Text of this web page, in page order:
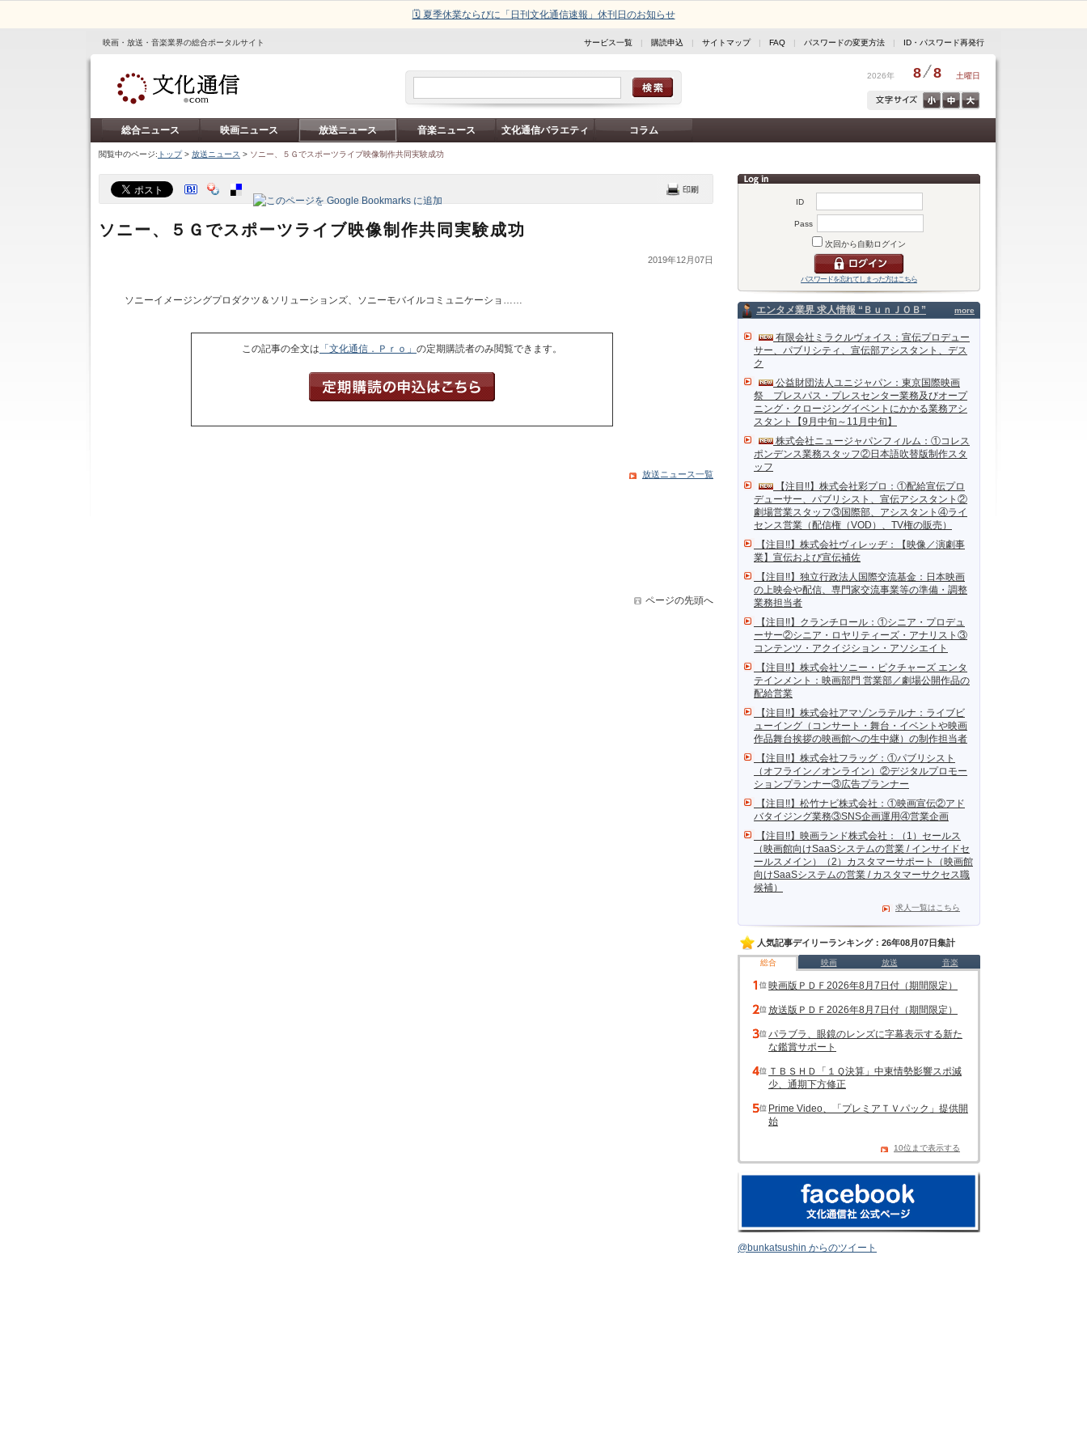
🗓️ 夏季休業ならびに「日刊文化通信速報」休刊日のお知らせ
映画・放送・音楽業界の総合ポータルサイト サービス一覧 | 購読申込 | サイトマップ| FAQ | パスワードの変更方法 | ID・パスワード再発行
2026年 8 8 土曜日
総合ニュース 映画ニュース 放送ニュース 音楽ニュース 文化通信バラエティ コラム
閲覧中のページ: トップ> 放送ニュース > ソニー、５Ｇでスポーツライブ映像制作共同実験成功
ID
Pass
次回から自動ログイン
パスワードを忘れてしまった方はこちら
more
エンタメ業界 求人情報 “ＢｕｎＪＯＢ”
有限会社ミラクルヴォイス：宣伝プロデュー
サー、パブリシティ、宣伝部アシスタント、デス
ク
公益財団法人ユニジャパン：東京国際映画
祭 プレスパス・プレスセンター業務及びオープ
ニング・クロージングイベントにかかる業務アシ
スタント【9月中旬～11月中旬】
株式会社ニュージャパンフィルム：①コレス
ポンデンス業務スタッフ②日本語吹替版制作スタ
ッフ
【注目!!】株式会社彩プロ：①配給宣伝プロ
デューサー、パブリシスト、宣伝アシスタント②
劇場営業スタッフ③国際部、アシスタント④ライ
センス営業（配信権（VOD）、TV権の販売）
【注目!!】株式会社ヴィレッヂ：【映像／演劇事
業】宣伝および宣伝補佐
【注目!!】独立行政法人国際交流基金：日本映画
の上映会や配信、専門家交流事業等の準備・調整
業務担当者
【注目!!】クランチロール：①シニア・プロデュ
ーサー②シニア・ロヤリティーズ・アナリスト③
コンテンツ・アクイジション・アソシエイト
【注目!!】株式会社ソニー・ピクチャーズ エンタ
テインメント：映画部門 営業部／劇場公開作品の
配給営業
【注目!!】株式会社アマゾンラテルナ：ライブビ
ューイング（コンサート・舞台・イベントや映画
作品舞台挨拶の映画館への生中継）の制作担当者
【注目!!】株式会社フラッグ：①パブリシスト
（オフライン／オンライン）②デジタルプロモー
ションプランナー③広告プランナー
【注目!!】松竹ナビ株式会社：①映画宣伝②アド
バタイジング業務③SNS企画運用④営業企画
【注目!!】映画ランド株式会社：（1）セールス
（映画館向けSaaSシステムの営業 / インサイドセ
ールスメイン）（2）カスタマーサポート（映画館
向けSaaSシステムの営業 / カスタマーサクセス職
候補）
求人一覧はこちら
人気記事デイリーランキング：26年08月07日集計
総合 映画 放送 音楽
映画版ＰＤＦ2026年8月7日付（期間限定）
放送版ＰＤＦ2026年8月7日付（期間限定）
パラブラ、眼鏡のレンズに字幕表示する新た
な鑑賞サポート
ＴＢＳＨＤ「１Ｑ決算」中東情勢影響スポ減
少、通期下方修正
Prime Video、「プレミアＴＶパック」提供開
始
10位まで表示する
@bunkatsushin からのツイート
ソニー、５Ｇでスポーツライブ映像制作共同実験成功
2019年12月07日
ソニーイメージングプロダクツ＆ソリューションズ、ソニーモバイルコミュニケーショ……
この記事の全文は 「文化通信．Ｐｒｏ」 の定期購読者のみ閲覧できます。
放送ニュース一覧
ページの先頭へ